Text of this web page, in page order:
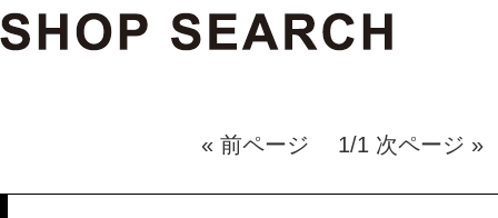
« 前ページ 1/1 次ページ »